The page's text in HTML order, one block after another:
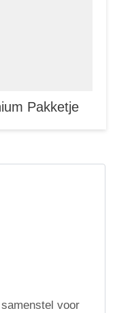
Pakketje
voor